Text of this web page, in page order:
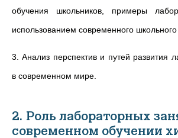
обучения школьников, примеры
использованием современного
3. Анализ перспектив и путей развития
в современном мире.
2. Роль лабораторных
современном обучении